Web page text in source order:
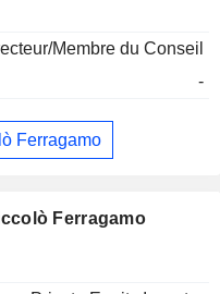
Membre du Conseil
-
Ferragamo
Ferragamo